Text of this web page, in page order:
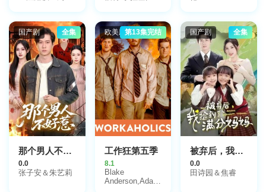
瑟曼,大卫·达斯
马齐连,詹姆斯·
瑞马尔,尼尔·帕
特里克·哈里斯,
吉米·斯密茨,大
卫·札亚斯,艾瑞
克·斯通斯崔特,
马克·门查
卡,Darius
Jordan Lee,杰克
·阿尔科特,Jason
Alan Carvell,大
卫·马吉道夫,迪
伦·比克尔,Frank
J Stettner
IV,Harding
国产剧 全集
那个男人不好惹
0.0
张子安＆朱艺莉
欧美剧第13集完结
工作狂第五季
8.1
Blake
Anderson,Adam
国产剧 全集
被弃后，我捡到了满分妈妈
0.0
田诗园＆焦睿